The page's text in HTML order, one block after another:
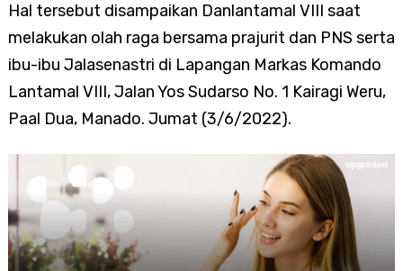
Hal tersebut disampaikan Danlantamal VIII saat
melakukan olah raga bersama prajurit dan PNS serta
ibu-ibu Jalasenastri di Lapangan Markas Komando
Lantamal VIII, Jalan Yos Sudarso No. 1 Kairagi Weru,
Paal Dua, Manado. Jumat (3/6/2022).